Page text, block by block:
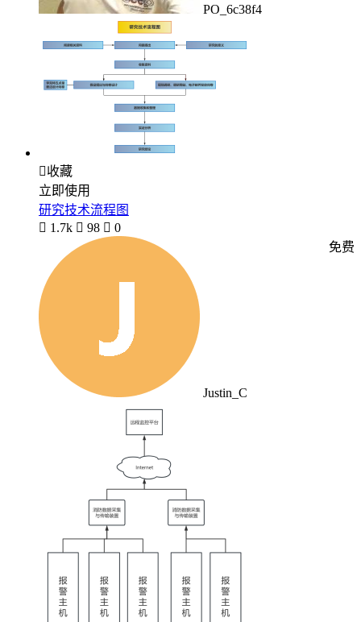
PO_6c38f4
收藏
立即使用
研究技术流程图
 1.7k  98  0
Justin_C
免费